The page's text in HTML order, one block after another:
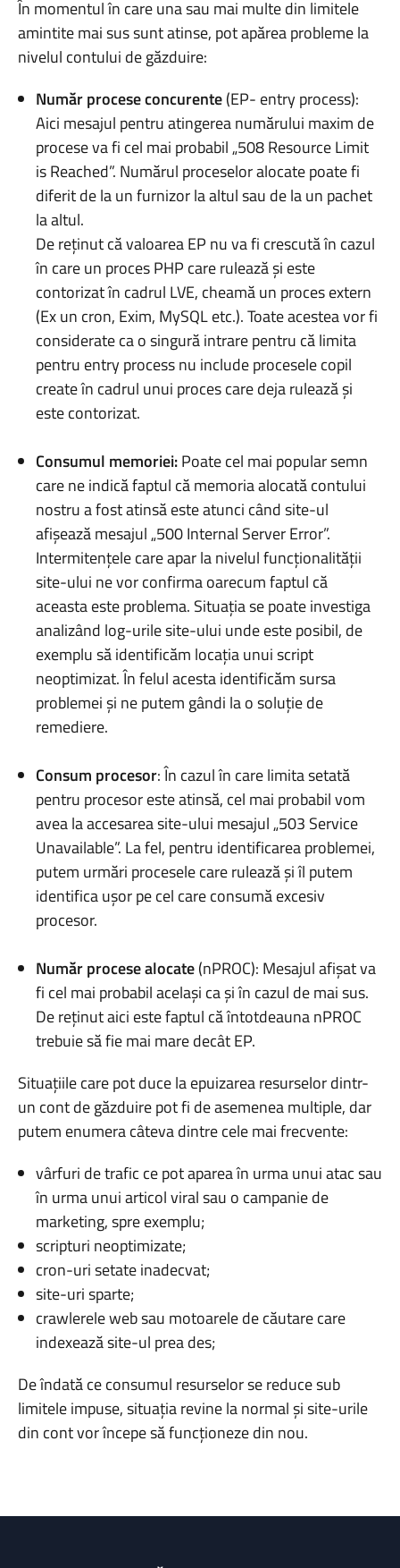
În momentul în care una sau mai multe din limitele
amintite mai sus sunt atinse, pot apărea probleme la
nivelul contului de găzduire:
Număr procese concurente(EP- entry process):
Aici mesajul pentru atingerea numărului maxim de
procese va fi cel mai probabil „508 Resource Limit
is Reached”. Numărul proceselor alocate poate fi
diferit de la un furnizor la altul sau de la un pachet
la altul.
De reținut că valoarea EP nu va fi crescută în cazul
în care un proces PHP care rulează și este
contorizat în cadrul LVE, cheamă un proces extern
(Ex un cron, Exim, MySQL etc.). Toate acestea vor fi
considerate ca o singură intrare pentru că limita
pentru entry process nu include procesele copil
create în cadrul unui proces care deja rulează și
este contorizat.
Consumul memoriei:Poate cel mai popular semn
care ne indică faptul că memoria alocată contului
nostru a fost atinsă este atunci când site-ul
afișează mesajul „500 Internal Server Error”.
Intermitențele care apar la nivelul funcționalității
site-ului ne vor confirma oarecum faptul că
aceasta este problema. Situația se poate investiga
analizând log-urile site-ului unde este posibil, de
exemplu să identificăm locația unui script
neoptimizat. În felul acesta identificăm sursa
problemei și ne putem gândi la o soluție de
remediere.
Consum procesor: În cazul în care limita setată
pentru procesor este atinsă, cel mai probabil vom
avea la accesarea site-ului mesajul „503 Service
Unavailable”. La fel, pentru identificarea problemei,
putem urmări procesele care rulează și îl putem
identifica ușor pe cel care consumă excesiv
procesor.
Număr procese alocate(nPROC): Mesajul afișat va
fi cel mai probabil același ca și în cazul de mai sus.
De reținut aici este faptul că întotdeauna nPROC
trebuie să fie mai mare decât EP.
Situațiile care pot duce la epuizarea resurselor dintr-
un cont de găzduire pot fi de asemenea multiple, dar
putem enumera câteva dintre cele mai frecvente:
vârfuri de trafic ce pot aparea în urma unui atac sau
în urma unui articol viral sau o campanie de
marketing, spre exemplu;
scripturi neoptimizate;
cron-uri setate inadecvat;
site-uri sparte;
crawlerele web sau motoarele de căutare care
indexează site-ul prea des;
De îndată ce consumul resurselor se reduce sub
limitele impuse, situația revine la normal și site-urile
din cont vor începe să funcționeze din nou.